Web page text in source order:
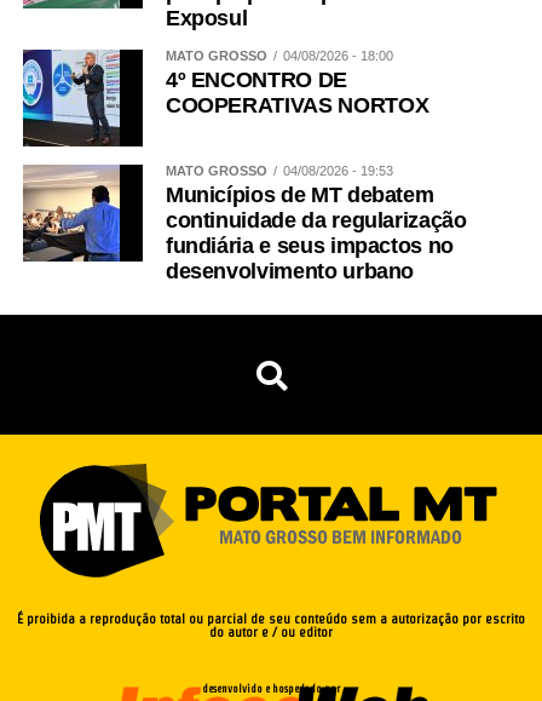
Exposul
MATO GROSSO 04/08/2026 - 18:00
4º ENCONTRO DE
COOPERATIVAS NORTOX
MATO GROSSO 04/08/2026 - 19:53
Municípios de MT debatem
continuidade da regularização
fundiária e seus impactos no
desenvolvimento urbano
É proibida a reprodução total ou parcial de seu conteúdo sem a autorização por escrito
do autor e / ou editor
desenvolvido e hospedado por